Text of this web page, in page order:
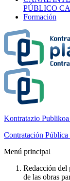
PÚBLICO
Formación
Kontratazio
Contratación Pública
Menú principal
Redacción del
de las obras